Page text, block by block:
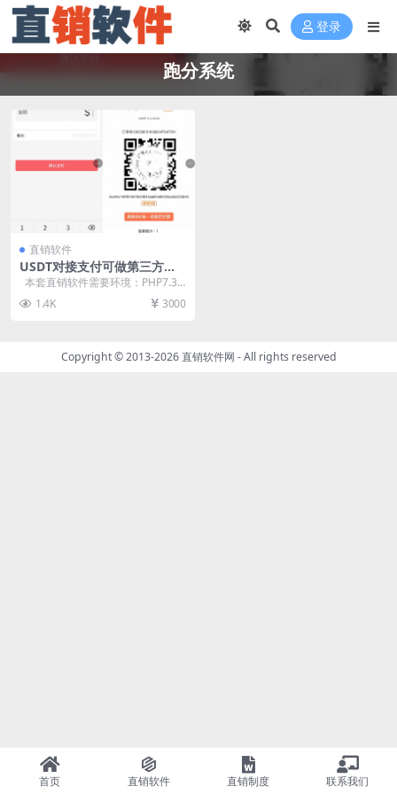
登录
跑分系统
直销软件
USDT对接支付可做第三方支
付接口跑分系统直销软件 直销
软件
本套直销软件需要环境：PHP7.3+
MYSQL，是一套USDT对接...
1.4K 3000
Copyright © 2013-2026直销软件网 - All rights reserved
首页 直销软件 直销制度 联系我们